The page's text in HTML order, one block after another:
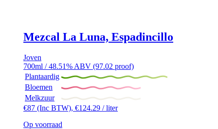
Mezcal La Luna, Espadincillo
Joven
700ml / 48.51% ABV (97.02 proof)
Plantaardig
Bloemen
Melkzuur
€87 (Inc BTW), €124.29 / liter
Op voorraad